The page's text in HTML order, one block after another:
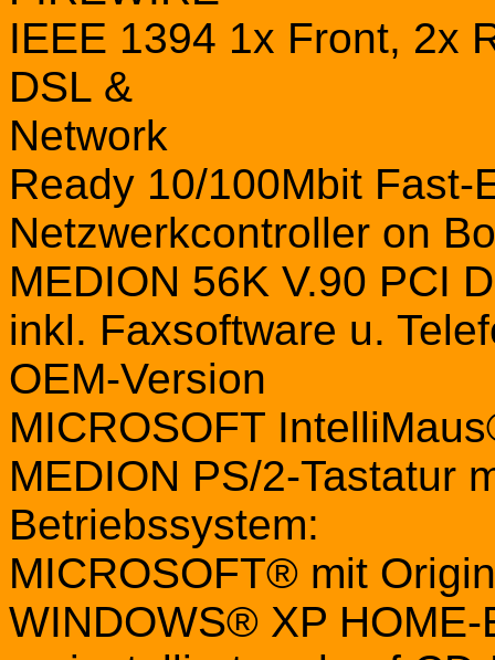
IEEE 1394 1x Front, 2x
DSL &
Network
Ready 10/100Mbit Fast-
Netzwerkcontroller on
MEDION 56K V.90 PCI
inkl. Faxsoftware u.
OEM-Version
MICROSOFT
MEDION PS/2-Tastatur
Betriebssystem:
MICROSOFT® mit
WINDOWS® XP